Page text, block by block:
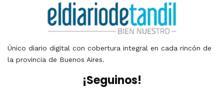
Único diario digital con cobertura integral en cada rincón de
la provincia de Buenos Aires.
¡Seguinos!